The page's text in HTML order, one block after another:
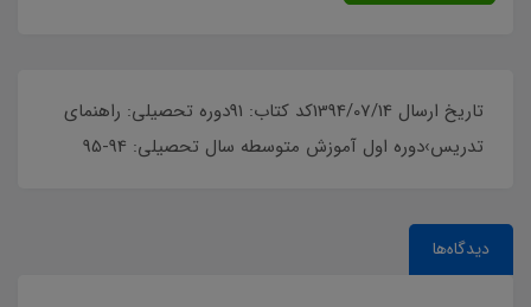
تاریخ ارسال 1394/07/14کد کتاب: 91دوره تحصیلی: راهنمای
تدریس›دوره اول آموزش متوسطه سال تحصیلی: 94-95
دیدگاه‌ها